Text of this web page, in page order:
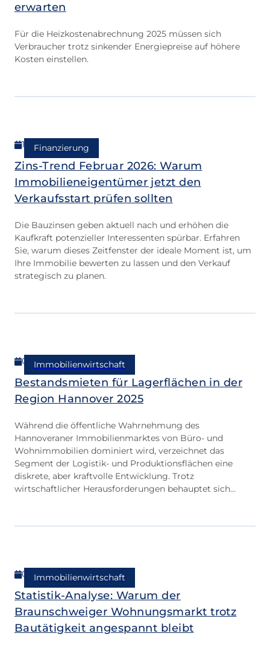
erwarten
Für die Heizkostenabrechnung 2025 müssen sich
Verbraucher trotz sinkender Energiepreise auf höhere
Kosten einstellen.
Finanzierung
11.02.2026
Zins-Trend Februar 2026: Warum
Immobilieneigentümer jetzt den
Verkaufsstart prüfen sollten
Die Bauzinsen geben aktuell nach und erhöhen die
Kaufkraft potenzieller Interessenten spürbar. Erfahren
Sie, warum dieses Zeitfenster der ideale Moment ist, um
Ihre Immobilie bewerten zu lassen und den Verkauf
strategisch zu planen.
Immobilienwirtschaft
08.02.2026
Bestandsmieten für Lagerflächen in der
Region Hannover 2025
Während die öffentliche Wahrnehmung des
Hannoveraner Immobilienmarktes von Büro- und
Wohnimmobilien dominiert wird, verzeichnet das
Segment der Logistik- und Produktionsflächen eine
diskrete, aber kraftvolle Entwicklung. Trotz
wirtschaftlicher Herausforderungen behauptet sich
Immobilienwirtschaft
07.02.2026
Statistik-Analyse: Warum der
Braunschweiger Wohnungsmarkt trotz
Bautätigkeit angespannt bleibt